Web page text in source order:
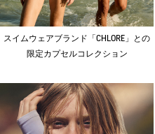
スイムウェアブランド「CHLORE」との
限定カプセルコレクション